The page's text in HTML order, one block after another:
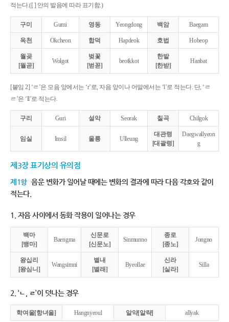
적는다.([ ] 안의 발음에 따라 표기함.)
구미 Gumi 영동 Yeongdong 백암 Baegam
옥천 Okcheon 합덕 Hapdeok 호법 Hobeop
월곶
[월곧]
Wolgot
벚꽃
[벋꼳]
beotkkot
한밭
[한받]
Hanbat
[붙임 2] ‘ㄹ’은 모음 앞에서는 ‘r’로, 자음 앞이나 어말에서는 ‘l’로 적는다. 단, ‘ㄹ
ㄹ’은 ‘ll’로 적는다.
구리 Guri 설악 Seorak 칠곡 Chilgok
임실 Imsil 울릉 Ulleung
대관령
[대괄령]
Daegwallyeon
g
제3장 표기상의 유의점
제1항 음운 변화가 일어날 때에는 변화의 결과에 따라 다음 각호와 같이
적는다.
1. 자음 사이에서 동화 작용이 일어나는 경우
백마
[뱅마]
Baengma
신문로
[신문노]
Sinmunno
종로
[종노]
Jongno
왕십리
[왕심니]
Wangsimni
별내
[별래]
Byeollae
신라
[실라]
Silla
2. ‘ㄴ, ㄹ’이 덧나는 경우
학여울[항녀울] Hangnyeoul 알약[알략] allyak